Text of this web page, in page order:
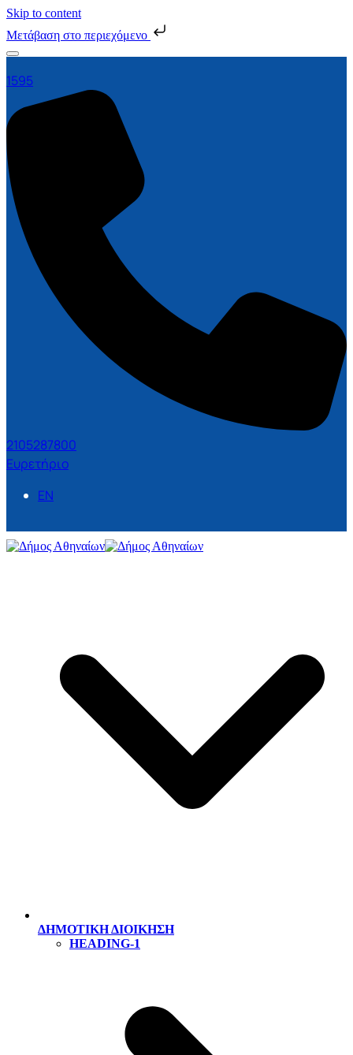
Skip to content
Μετάβαση στο περιεχόμενο
1595
2105287800
Ευρετήριο
EN
ΔΗΜΟΤΙΚΗ ΔΙΟΙΚΗΣΗ
HEADING-1